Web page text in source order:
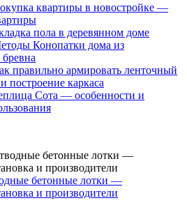
квартиры в новостройке —
пола в деревянном доме
Конопатки дома из
правильно армировать ленточный
построение каркаса
Сота — особенности и
бетонные лотки —
и производители